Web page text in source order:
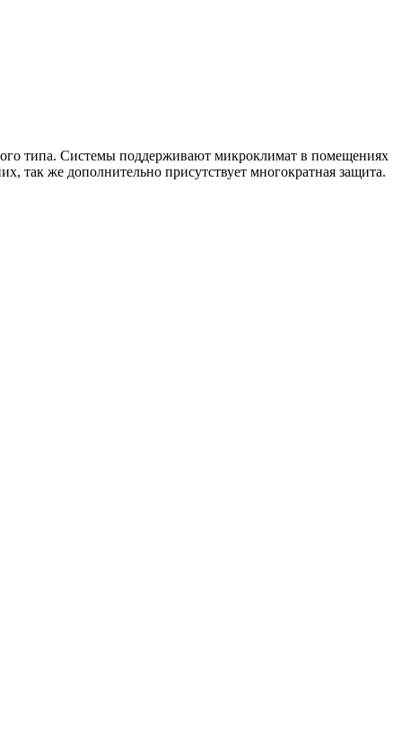
типа. Системы поддерживают микроклимат в помещениях
так же дополнительно присутствует многократная защита.